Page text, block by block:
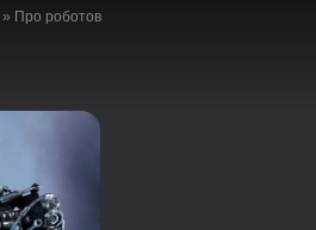
» Про роботов